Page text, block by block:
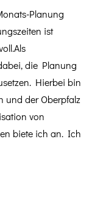
Planung
ist
die Planung
Hierbei bin
und der Oberpfalz
von
biete ich an. Ich